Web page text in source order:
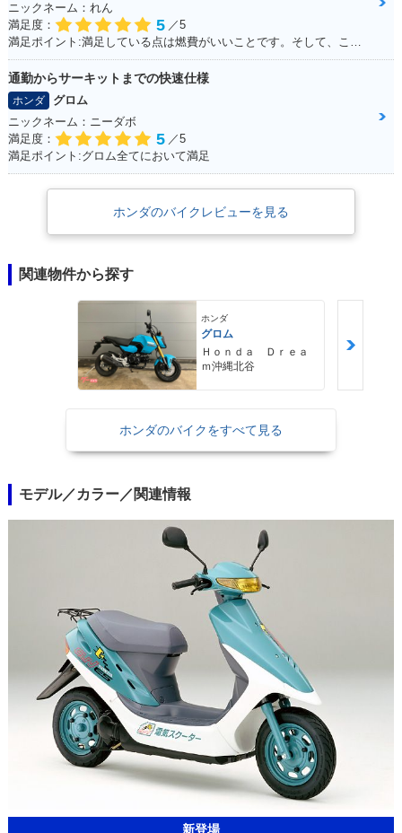
ニックネーム：れん
満足度：
5 ／5
満足ポイント:満足している点は燃費がいいことです。そして、この赤色がこだわりポイントです！
通勤からサーキットまでの快速仕様
ホンダ
グロム
ニックネーム：ニーダボ
満足度：
5 ／5
満足ポイント:グロム全てにおいて満足
ホンダのバイクレビューを見る
関連物件から探す
ホンダ
グロム
Ｈｏｎｄａ Ｄｒｅａ
ｍ沖縄北谷
ホンダのバイクをすべて見る
モデル／カラー／関連情報
新登場